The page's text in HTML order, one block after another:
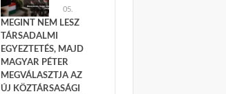
05.
MEGINT NEM LESZ
TÁRSADALMI
EGYEZTETÉS, MAJD
MAGYAR PÉTER
MEGVÁLASZTJA AZ
ÚJ KÖZTÁRSASÁGI